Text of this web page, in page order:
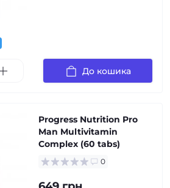
До кошика
Progress Nutrition Pro
Man Multivitamin
Complex (60 tabs)
0